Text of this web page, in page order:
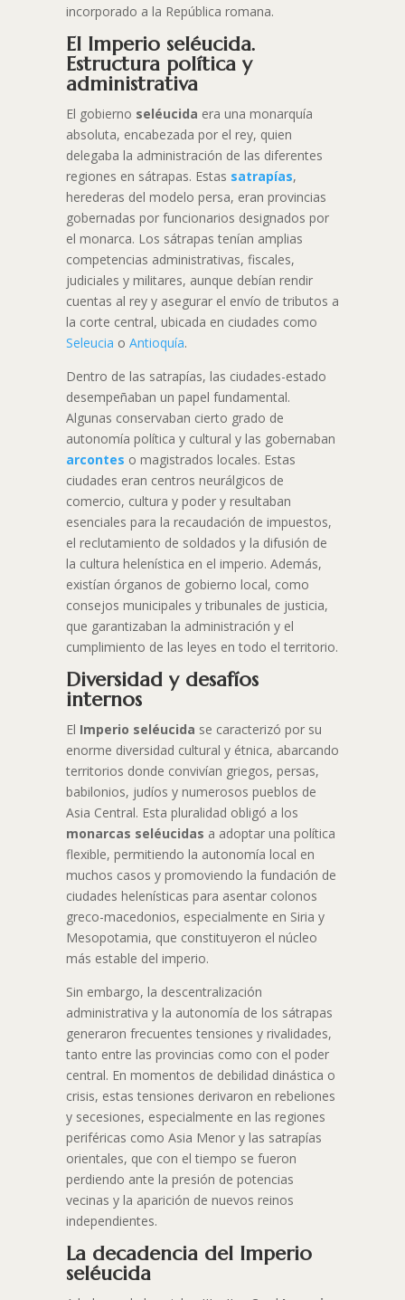
incorporado a la República romana.
El Imperio seléucida.
Estructura política y
administrativa
El gobierno seléucida era una monarquía
absoluta, encabezada por el rey, quien
delegaba la administración de las diferentes
regiones en sátrapas. Estas satrapías,
herederas del modelo persa, eran provincias
gobernadas por funcionarios designados por
el monarca. Los sátrapas tenían amplias
competencias administrativas, fiscales,
judiciales y militares, aunque debían rendir
cuentas al rey y asegurar el envío de tributos a
la corte central, ubicada en ciudades como
Seleucia o Antioquía.
Dentro de las satrapías, las ciudades-estado
desempeñaban un papel fundamental.
Algunas conservaban cierto grado de
autonomía política y cultural y las gobernaban
arcontes o magistrados locales. Estas
ciudades eran centros neurálgicos de
comercio, cultura y poder y resultaban
esenciales para la recaudación de impuestos,
el reclutamiento de soldados y la difusión de
la cultura helenística en el imperio. Además,
existían órganos de gobierno local, como
consejos municipales y tribunales de justicia,
que garantizaban la administración y el
cumplimiento de las leyes en todo el territorio.
Diversidad y desafíos
internos
El Imperio seléucida se caracterizó por su
enorme diversidad cultural y étnica, abarcando
territorios donde convivían griegos, persas,
babilonios, judíos y numerosos pueblos de
Asia Central. Esta pluralidad obligó a los
monarcas seléucidas a adoptar una política
flexible, permitiendo la autonomía local en
muchos casos y promoviendo la fundación de
ciudades helenísticas para asentar colonos
greco-macedonios, especialmente en Siria y
Mesopotamia, que constituyeron el núcleo
más estable del imperio.
Sin embargo, la descentralización
administrativa y la autonomía de los sátrapas
generaron frecuentes tensiones y rivalidades,
tanto entre las provincias como con el poder
central. En momentos de debilidad dinástica o
crisis, estas tensiones derivaron en rebeliones
y secesiones, especialmente en las regiones
periféricas como Asia Menor y las satrapías
orientales, que con el tiempo se fueron
perdiendo ante la presión de potencias
vecinas y la aparición de nuevos reinos
independientes.
La decadencia del Imperio
seléucida